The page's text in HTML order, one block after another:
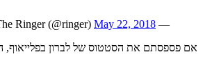
— The Ringer (@ringer)
May 22, 2018
אם פספסתם את הסטטוס של לברון בפלייאוף,